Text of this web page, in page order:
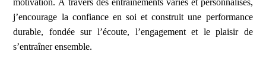
motivation. À travers des entraînements variés et personnalisés,
j’encourage la confiance en soi et construit une performance
durable, fondée sur l’écoute, l’engagement et le plaisir de
s’entraîner ensemble.